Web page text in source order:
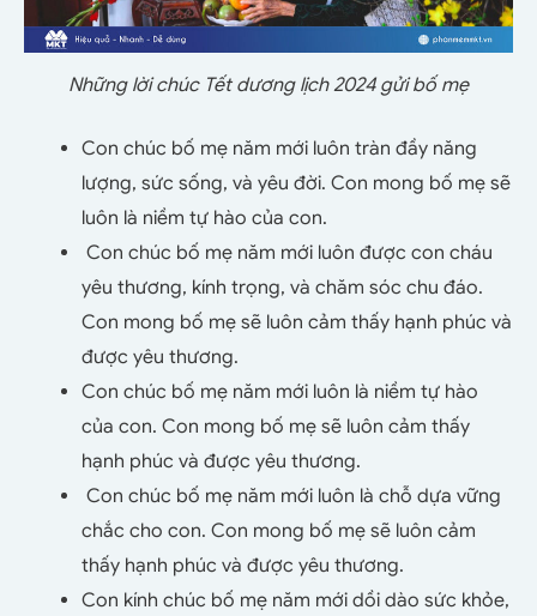
Những lời chúc Tết dương lịch 2024 gửi bố mẹ
Con chúc bố mẹ năm mới luôn tràn đầy năng
lượng, sức sống, và yêu đời. Con mong bố mẹ sẽ
luôn là niềm tự hào của con.
Con chúc bố mẹ năm mới luôn được con cháu
yêu thương, kính trọng, và chăm sóc chu đáo.
Con mong bố mẹ sẽ luôn cảm thấy hạnh phúc và
được yêu thương.
Con chúc bố mẹ năm mới luôn là niềm tự hào
của con. Con mong bố mẹ sẽ luôn cảm thấy
hạnh phúc và được yêu thương.
Con chúc bố mẹ năm mới luôn là chỗ dựa vững
chắc cho con. Con mong bố mẹ sẽ luôn cảm
thấy hạnh phúc và được yêu thương.
Con kính chúc bố mẹ năm mới dồi dào sức khỏe,